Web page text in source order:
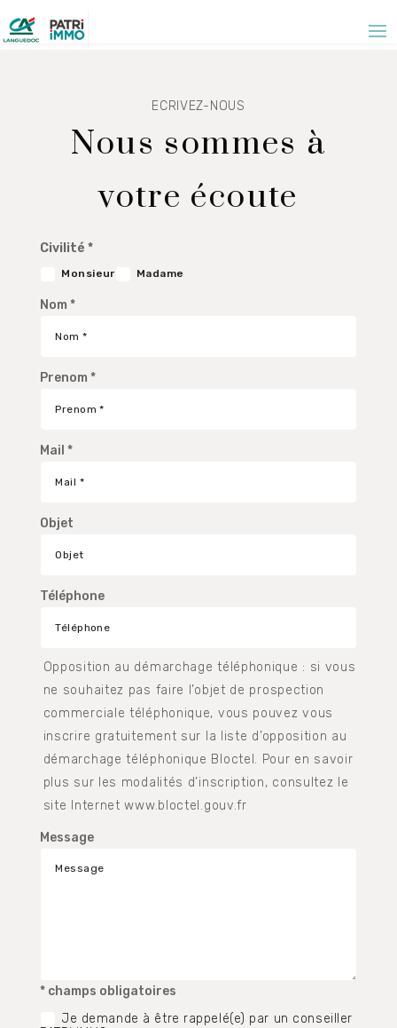
ECRIVEZ-NOUS
Nous sommes à
votre écoute
Civilité *
Monsieur Madame
Nom *
Prenom *
Mail *
Objet
Téléphone
Opposition au démarchage téléphonique : si vous
ne souhaitez pas faire l’objet de prospection
commerciale téléphonique, vous pouvez vous
inscrire gratuitement sur la liste d’opposition au
démarchage téléphonique Bloctel. Pour en savoir
plus sur les modalités d’inscription, consultez le
site Internet www.bloctel.gouv.fr
Message
* champs obligatoires
Je demande à être rappelé(e) par un conseiller